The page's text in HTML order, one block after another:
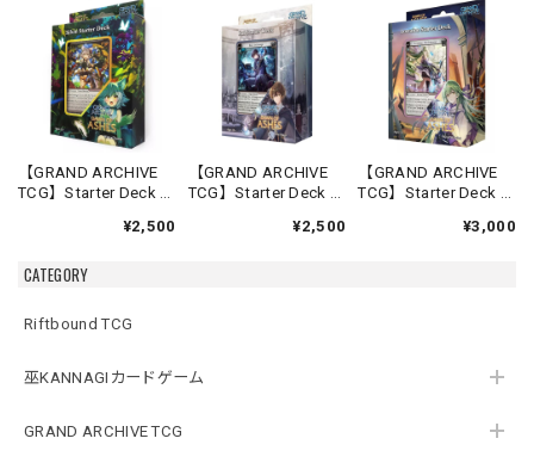
CATEGORY
Riftbound TCG
巫KANNAGIカードゲーム
GRAND ARCHIVE TCG
【GRAND ARCHIVE
TCG】Starter Deck -
Ashes】《英語版》
¥2,500
【GRAND ARCHIVE
TCG】Starter Deck -
Ashes】《英語版》
¥2,500
【GRAND ARCHIVE
TCG】Starter Deck -
Ashes】《英語版》
¥3,000